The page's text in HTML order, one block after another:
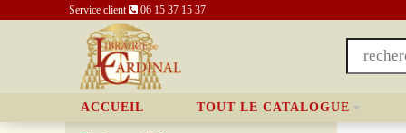
Service client 06 15 37 15 37
ACCUEIL TOUT LE CATALOGUE